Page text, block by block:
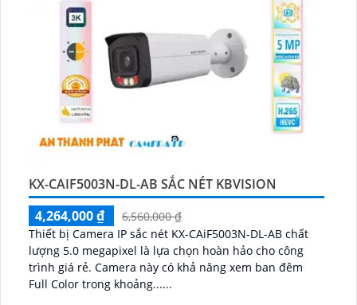
KX-CAIF5003N-DL-AB SẮC NÉT KBVISION
4,264,000 ₫
6,560,000 ₫
Thiết bị Camera IP sắc nét KX-CAiF5003N-DL-AB chất
lượng 5.0 megapixel là lựa chọn hoàn hảo cho công
trình giá rẻ. Camera này có khả năng xem ban đêm
Full Color trong khoảng......